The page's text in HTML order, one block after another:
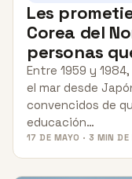
Les
Corea del
personas
Entre 1959 y
el mar desde
convencidos de
educación…
17 DE MAYO · 3 MIN DE